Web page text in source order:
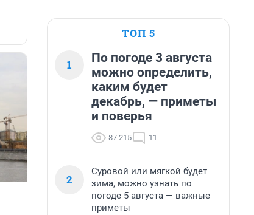
ТОП 5
1
По погоде 3 августа
можно определить,
каким будет
декабрь, — приметы
и поверья
87 215 11
2
Суровой или мягкой будет
зима, можно узнать по
погоде 5 августа — важные
приметы